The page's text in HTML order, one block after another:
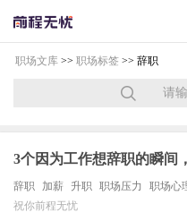
职场文库 >> 职场标签 >> 辞职
3个因为工作想辞职的瞬间
辞职 加薪 升职 职场压力
职场心
祝你前程无忧